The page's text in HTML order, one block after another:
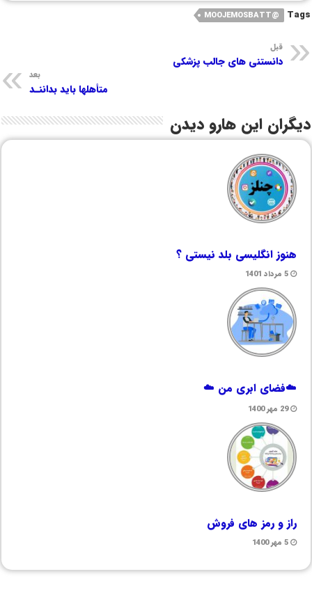
Tags
@MOOJEMOSBATT
قبل
دانستنی های جالب پزشکی
بعد
متأهلها باید بداننـد
دیگران این هارو دیدن
هنوز انگلیسی بلد نیستی ؟
5 مرداد 1401
☁️فضای ابری من ☁️
29 مهر 1400
راز و رمز های فروش
5 مهر 1400